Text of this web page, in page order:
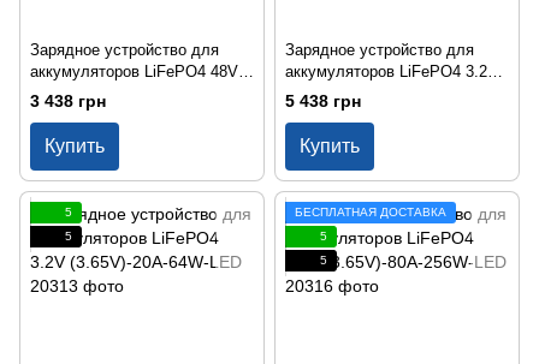
Зарядное устройство для
аккумуляторов LiFePO4 48V
(58.4V)-10A-480W-LED
3 438 грн
Купить
Зарядное устройство для
аккумуляторов LiFePO4 3.2V
(3.65V)-40A-128W-LED
5 438 грн
Купить
5
5
БЕСПЛАТНАЯ ДОСТАВКА
5
5